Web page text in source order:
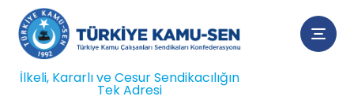
İlkeli, Kararlı ve Cesur Sendikacılığın
Tek Adresi